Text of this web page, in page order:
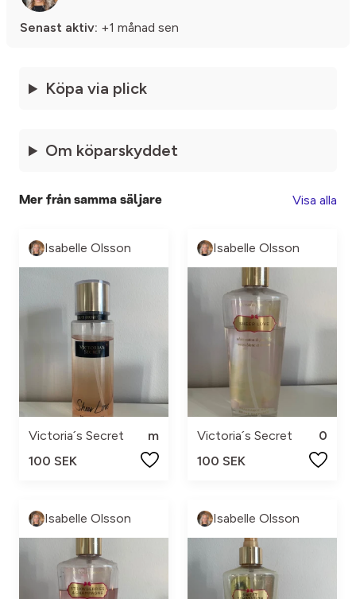
Senast aktiv: +1 månad sen
Köpa via plick
Om köparskyddet
Mer från samma säljare Visa alla
Isabelle Olsson
Victoria´s Secret
m
100 SEK
Isabelle Olsson
Victoria´s Secret
0
100 SEK
Isabelle Olsson Isabelle Olsson